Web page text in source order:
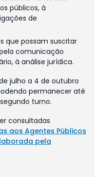
públicos, à
de
que possam suscitar
comunicação
à análise jurídica.
julho a 4 de outubro
permanecer até
turno.
consultadas
aos Agentes Públicos
pela